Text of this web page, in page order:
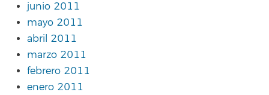
junio 2011
mayo 2011
abril 2011
marzo 2011
febrero 2011
enero 2011